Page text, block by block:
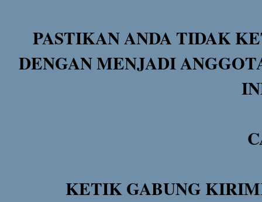
PASTIKAN ANDA TIDAK
DENGAN MENJADI
KETIK GABUNG